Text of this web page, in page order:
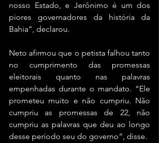
nosso Estado, e Jerônimo é um dos
piores governadores da história da
Bahia”, declarou.
Neto afirmou que o petista falhou tanto
no cumprimento das promessas
eleitorais quanto nas palavras
empenhadas durante o mandato. “Ele
prometeu muito e não cumpriu. Não
cumpriu as promessas de 22, não
cumpriu as palavras que deu ao longo
desse período seu do governo”, disse.